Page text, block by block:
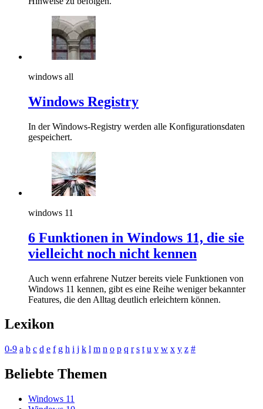
windows all
Windows Registry
In der Windows-Registry werden alle Konfigurationsdaten
gespeichert.
windows 11
6 Funktionen in Windows 11, die sie
vielleicht noch nicht kennen
Auch wenn erfahrene Nutzer bereits viele Funktionen von
Windows 11 kennen, gibt es eine Reihe weniger bekannter
Features, die den Alltag deutlich erleichtern können.
Lexikon
0-9 a b c d e f g h i j k l m n o p q r s t u v w x y z #
Beliebte Themen
Windows 11